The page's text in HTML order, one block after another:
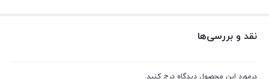
نقد و بررسی‌ها
درمورد این محصول دیدگاه درج کنید.